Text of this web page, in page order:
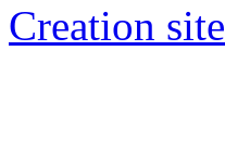
Creation